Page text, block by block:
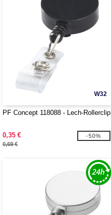
W32
PF Concept 118088 - Lech-Rollerclip
0,35 €
0,69 €
-50%